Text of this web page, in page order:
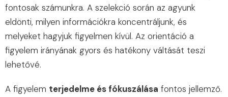
fontosak számunkra. A szelekció során az agyunk
eldönti, milyen információkra koncentráljunk, és
melyeket hagyjuk figyelmen kívül. Az orientáció a
figyelem irányának gyors és hatékony váltását teszi
lehetővé.
A figyelem terjedelme és fókuszálása fontos jellemző.